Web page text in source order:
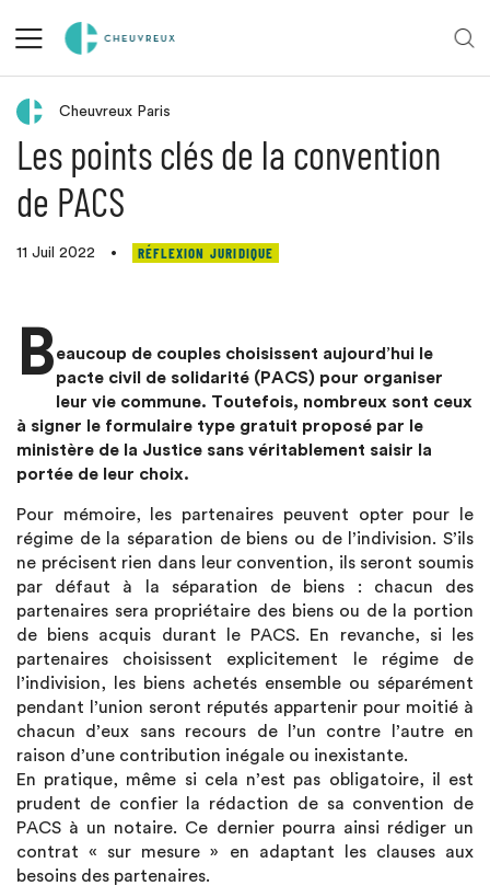
Retour aux actualités
Cheuvreux Paris
Les points clés de la convention
de PACS
11 Juil 2022 • RÉFLEXION JURIDIQUE
Beaucoup de couples choisissent aujourd’hui le
pacte civil de solidarité (PACS) pour organiser
leur vie commune. Toutefois, nombreux sont ceux
à signer le formulaire type gratuit proposé par le
ministère de la Justice sans véritablement saisir la
portée de leur choix.
Pour mémoire, les partenaires peuvent opter pour le
régime de la séparation de biens ou de l’indivision. S’ils
ne précisent rien dans leur convention, ils seront soumis
par défaut à la séparation de biens : chacun des
partenaires sera propriétaire des biens ou de la portion
de biens acquis durant le PACS. En revanche, si les
partenaires choisissent explicitement le régime de
l’indivision, les biens achetés ensemble ou séparément
pendant l’union seront réputés appartenir pour moitié à
chacun d’eux sans recours de l’un contre l’autre en
raison d’une contribution inégale ou inexistante.
En pratique, même si cela n’est pas obligatoire, il est
prudent de confier la rédaction de sa convention de
PACS à un notaire. Ce dernier pourra ainsi rédiger un
contrat « sur mesure » en adaptant les clauses aux
besoins des partenaires.